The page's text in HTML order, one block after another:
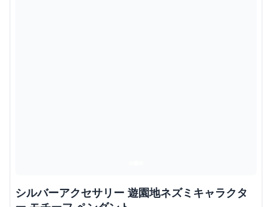
シルバーアクセサリー 遊園地ネズミキャラクタ